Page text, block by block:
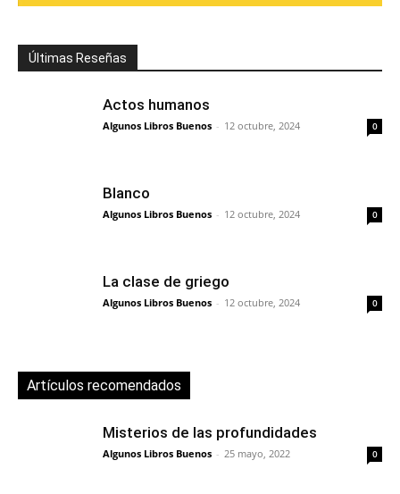
Últimas Reseñas
Actos humanos
Algunos Libros Buenos - 12 octubre, 2024 0
Blanco
Algunos Libros Buenos - 12 octubre, 2024 0
La clase de griego
Algunos Libros Buenos - 12 octubre, 2024 0
Artículos recomendados
Misterios de las profundidades
Algunos Libros Buenos - 25 mayo, 2022 0